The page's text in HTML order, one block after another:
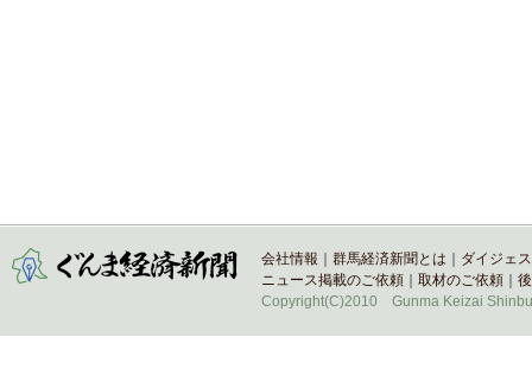
会社情報 群馬経済新聞とは
ダイジェ
ニュース掲載のご依頼
取材のご依頼
Copyright(C)2010 Gunma Keizai